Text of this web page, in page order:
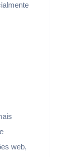
web,